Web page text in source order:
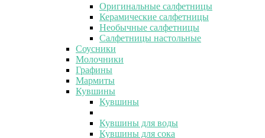
Оригинальные салфетницы
Керамические салфетницы
Необычные салфетницы
Салфетницы настольные
Соусники
Молочники
Графины
Мармиты
Кувшины
Кувшины
Кувшины для воды
Кувшины для сока